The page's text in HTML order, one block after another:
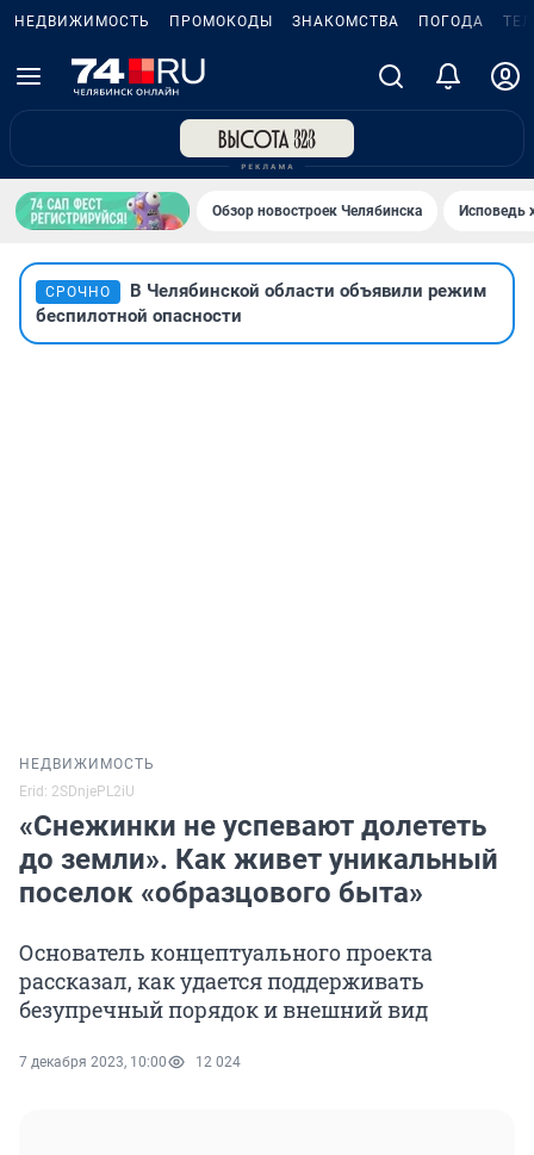
НЕДВИЖИМОСТЬ ПРОМОКОДЫ ЗНАКОМСТВА ПОГОДА
Обзор новостроек Челябинска Исповедь
СРОЧНО
В Челябинской области объявили режим
беспилотной опасности
НЕДВИЖИМОСТЬ
Erid: 2SDnjePL2iU
«Снежинки не успевают долететь
до земли». Как живет уникальный
поселок «образцового быта»
Основатель концептуального проекта
рассказал, как удается поддерживать
безупречный порядок и внешний вид
7 декабря 2023, 10:00 12 024